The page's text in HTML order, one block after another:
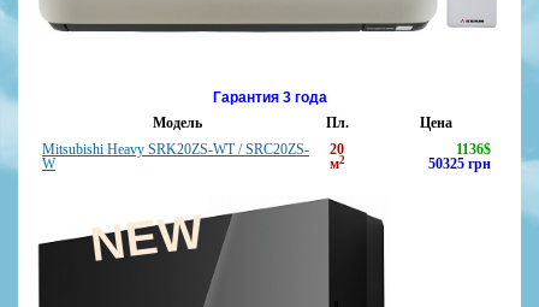
Гарантия 3 года
Модель
Пл.
Цена
Mitsubishi Heavy SRK20ZS-WT / SRC20ZS-
W
20
м2
1136$
50325 грн
NEW